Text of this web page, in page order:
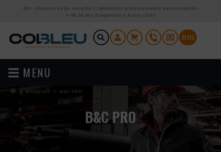
Aller au contenu
EPI chaussures de sécurité et vêtements professionnels personnalisés
+ de 24 ans d’expérience à vos côtés
DEVIS
MENU
MARQUES / B&C PRO
B&C PRO